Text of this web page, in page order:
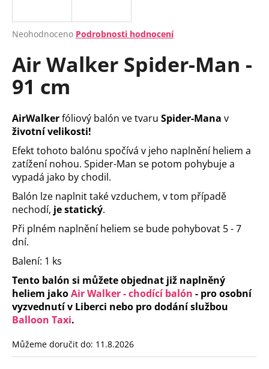
Průměrné
produktu
je
0,0
z
hvězdiček.
Neohodnoceno Podrobnosti hodnocení
Air Walker Spider-Man -
91 cm
AirWalkerfóliový balón ve tvaru Spider-Mana v
životní velikosti!
Efekt tohoto balónu spočívá v jeho naplnění heliem a
zatížení nohou. Spider-Man se potom pohybuje a
vypadá jako by chodil.
Balón lze naplnit také vzduchem, v tom případě
nechodí, je statický.
Při plném naplnění heliem se bude pohybovat 5 - 7
dní.
Balení: 1 ks
Tento balón si můžete objednat již naplněný
heliem jakoAir Walker - chodící balón - pro osobní
vyzvednutí v Liberci nebo pro dodání službou
Balloon Taxi.
Můžeme doručit do: 11.8.2026
j
t
?
HLEDAT
D
o
p
o
r
u
u
j
e
m